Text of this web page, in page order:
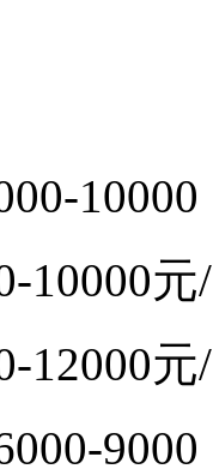
10000元
12000元